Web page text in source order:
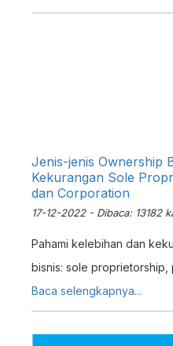
Jenis-jenis Ownership
Kekurangan Sole
dan Corporation
17-12-2022 - Dibaca: 13182
Pahami kelebihan dan
bisnis: sole proprietorship,
corporation. Panduan
Indonesia.
Baca selengkapnya...